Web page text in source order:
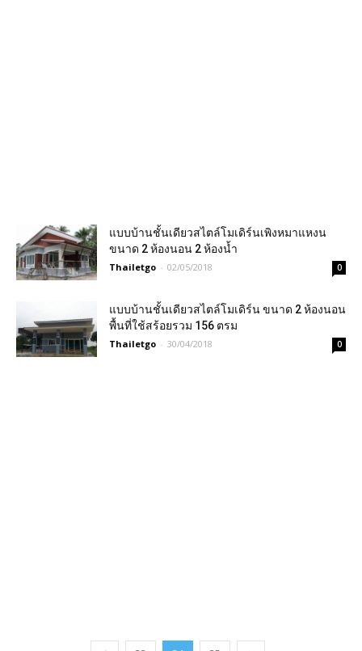
แบบบ้านชั้นเดียวสไตล์โมเดิร์นเพิงหมาแหงน
ขนาด 2 ห้องนอน 2 ห้องน้ำ
Thailetgo - 02/05/2018 0
แบบบ้านชั้นเดียวสไตล์โมเดิร์น ขนาด 2 ห้องนอน
พื้นที่ใช้สร้อยรวม 156 ตรม
Thailetgo - 30/04/2018 0